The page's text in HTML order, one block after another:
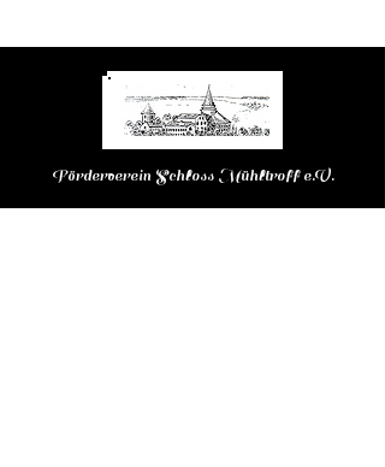
Förderverein Schloss Mühltroff e.V.